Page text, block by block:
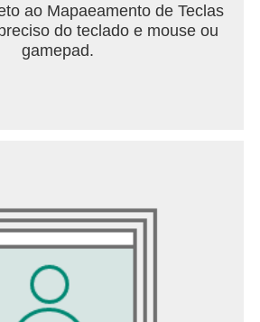
ao Mapaeamento de Teclas
do teclado e mouse ou
gamepad.